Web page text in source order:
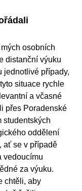
osobních
distanční výuku
jednotlivé případy,
situace rychle
a včasné
přes Poradenské
studentských
oddělení
ať se v případě
vedoucímu
za výuku.
chtěli, aby